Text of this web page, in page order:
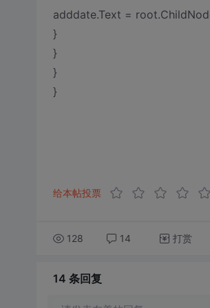
adddate.Text =
}
}
}
}
给本帖投票
128 14 打赏
14 条回复